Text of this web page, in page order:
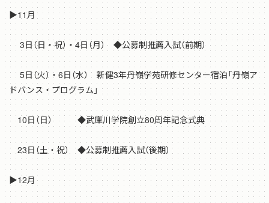
▶11月
3日（日・祝）・4日（月） ◆公募制推薦入試（前期）
5日（火）・6日（水） 新健3年丹嶺学苑研修センター宿泊「丹嶺ア
ドバンス・プログラム」
10日（日） ◆武庫川学院創立80周年記念式典
23日（土・祝） ◆公募制推薦入試（後期）
▶12月